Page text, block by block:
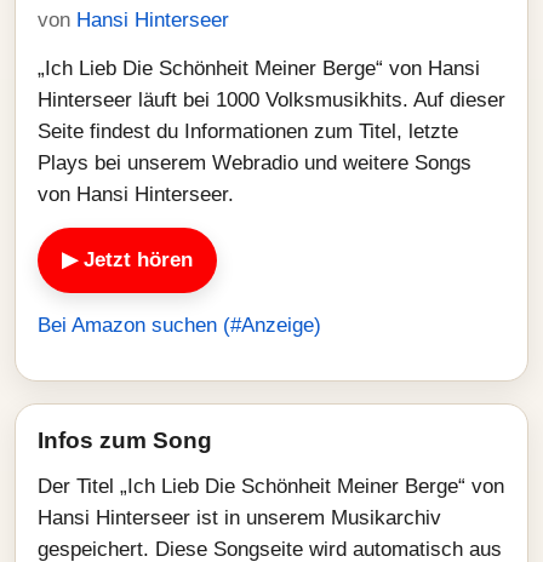
von Hansi Hinterseer
„Ich Lieb Die Schönheit Meiner Berge“ von Hansi
Hinterseer läuft bei 1000 Volksmusikhits. Auf dieser
Seite findest du Informationen zum Titel, letzte
Plays bei unserem Webradio und weitere Songs
von Hansi Hinterseer.
▶ Jetzt hören
Bei Amazon suchen (#Anzeige)
Infos zum Song
Der Titel „Ich Lieb Die Schönheit Meiner Berge“ von
Hansi Hinterseer ist in unserem Musikarchiv
gespeichert. Diese Songseite wird automatisch aus